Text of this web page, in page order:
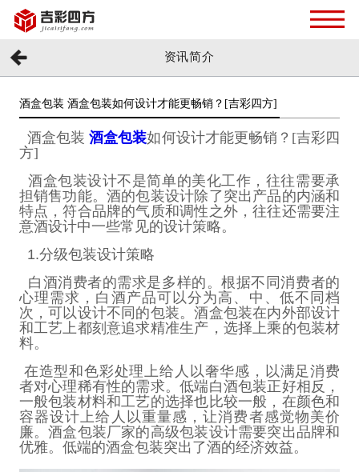
资讯简介
酒盒包装 酒盒包装​如何设计才能更畅销？[吉彩四方]
酒盒包装酒盒包装如何设计才能更畅销？[吉彩四
方]
酒盒包装设计不是简单的美化工作，往往需要承
担销售功能。酒的包装设计除了突出产品的内涵和
特点，符合品牌的气质和调性之外，往往还需要注
意酒设计中一些常见的设计策略。
1.分级包装设计策略
白酒消费者的需求是多样的。根据不同消费者的
心理需求，白酒产品可以分为高、中、低不同档
次，可以设计不同的包装。酒盒包装在内外部设计
和工艺上都刻意追求精准生产，选择上乘的包装材
料。
在造型和色彩处理上给人以奢华感，以满足消费
者对心理稀有性的需求。低端白酒包装正好相反，
一般包装材料和工艺的选择也比较一般，在颜色和
容器设计上给人以重量感，让消费者感觉物美价
廉。酒盒包装厂家的高级包装设计需要突出品牌和
优雅。低端的酒盒包装突出了酒的经济效益。